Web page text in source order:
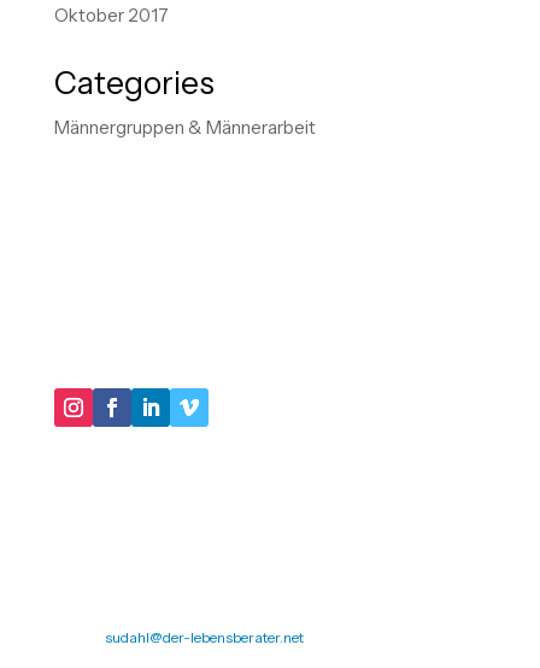
Oktober 2017
Categories
Männergruppen & Männerarbeit
sudahl@der-lebensberater.net